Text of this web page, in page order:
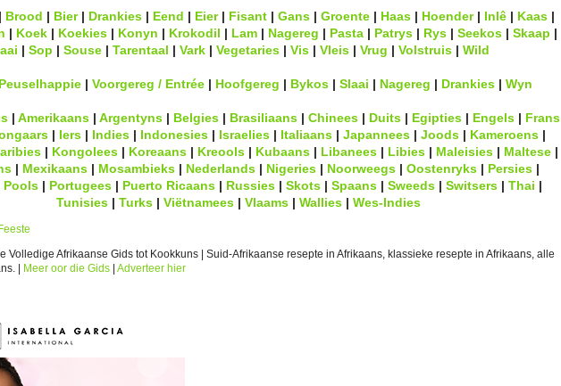
| Brood | Bier| Drankies | Eend | Eier| Fisant | Gans | Groente | Haas | Hoender| Inlê | Kaas |
| Koek| Koekies| Konyn | Krokodil | Lam| Nagereg | Pasta| Patrys| Rys| Seekos| Skaap |
| Sop | Souse| Tarentaal | Vark| Vegetaries| Vis| Vleis| Vrug | Volstruis| Wild
Peuselhappie| Voorgereg / Entrée| Hoofgereg | Bykos| Slaai | Nagereg | Drankies| Wyn
| Amerikaans| Argentyns| Belgies| Brasiliaans| Chinees| Duits| Egipties| Engels| Frans
| Iers| Indies| Indonesies| Israelies| Italiaans| Japannees| Joods| Kameroens|
| Kongolees| Koreaans| Kreools| Kubaans| Libanees| Libies| Maleisies| Maltese|
| Mexikaans | Mosambieks | Nederlands | Nigeries | Noorweegs | Oostenryks | Persies |
Pools| Portugees| Puerto Ricaans| Russies| Skots| Spaans| Sweeds| Switsers| Thai |
Tunisies | Turks | Viëtnamees | Vlaams | Wallies | Wes-Indies
Volledige Afrikaanse Gids tot Kookkuns | Suid-Afrikaanse resepte in Afrikaans, klassieke resepte in Afrikaans, alle
| Meer oor die Gids | Adverteer hier